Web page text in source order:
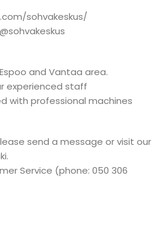
sohvakeskus/
and Vantaa area.
experienced staff
with professional machines
send a message or visit our
Service (phone: 050 306